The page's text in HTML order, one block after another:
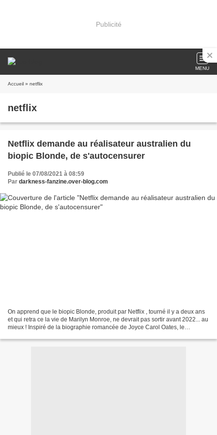
Publicité
MENU
Accueil » netflix
netflix
Netflix demande au réalisateur australien du
biopic Blonde, de s'autocensurer
Publié le 07/08/2021 à 08:59
Par darkness-fanzine.over-blog.com
On apprend que le biopic Blonde, produit par Netflix , tourné il y a deux ans
et qui retra ce la vie de Marilyn Monroe, ne devrait pas sortir avant 2022... au
mieux ! Inspiré de la biographie romancée de Joyce Carol Oates, le